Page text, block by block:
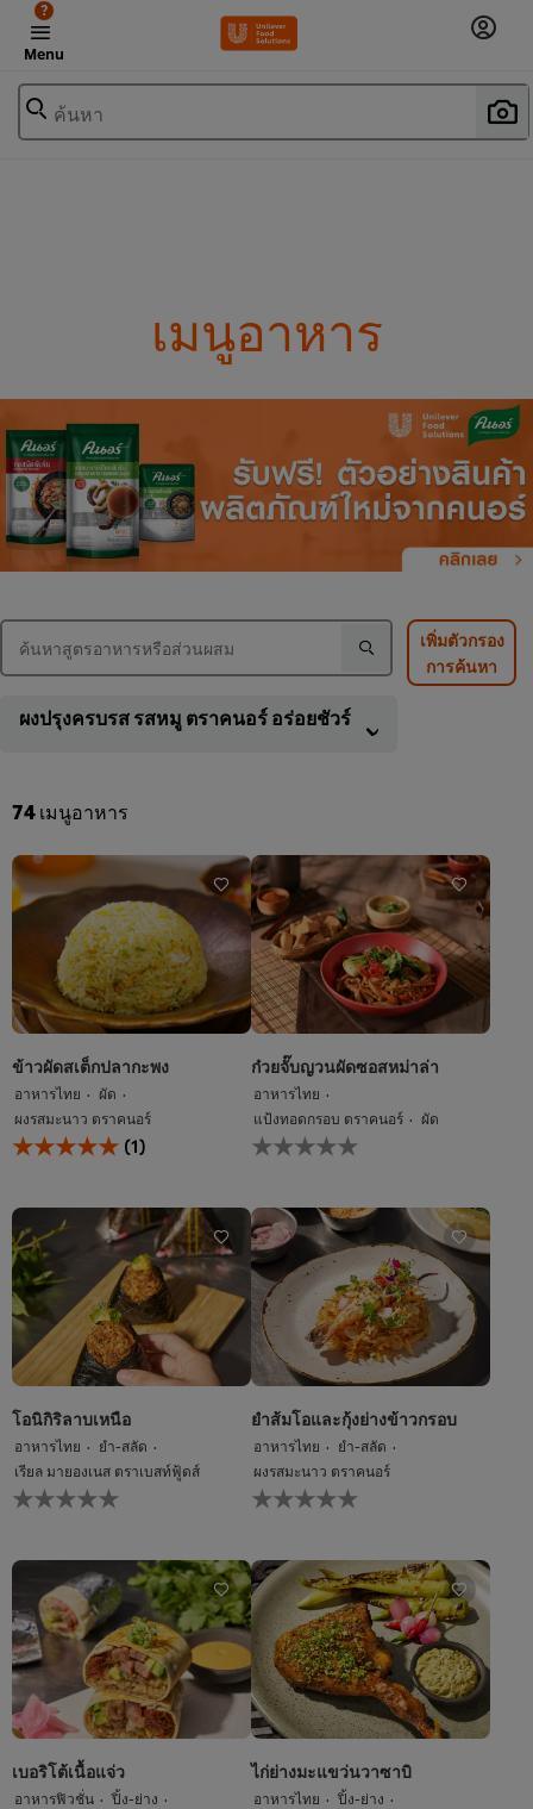
Menu
?
ค้นหา
เมนูอาหาร
เพิ่มตัวกรอง
การค้นหา
ผงปรุงครบรส รสหมู ตราคนอร์ อร่อยชัวร์
74เมนูอาหาร
ข้าวผัดสเต็กปลากะพง
อาหารไทย
ผัด
ผงรสมะนาว ตราคนอร์
คะแนน
เฉลี่ย
สเต็ก
ปลา
กะพง
นี้
คือ
5.0
จาก
5
จาก
คะแนน
1
(1)
ก๋วยจั๊บญวนผัดซอสหม่าล่า
อาหารไทย
แป้งทอดกรอบ ตราคนอร์
ผัด
ไม่มี
การ
สำหรับ
recipe
นี้
โอนิกิริลาบเหนือ
อาหารไทย
ยำ-สลัด
เรียล มายองเนส ตราเบสท์ฟู้ดส์
ไม่มี
การ
recipe
นี้
ยำส้มโอและกุ้งย่างข้าวกรอบ
อาหารไทย
ยำ-สลัด
ผงรสมะนาว ตราคนอร์
ไม่มี
การ
สำหรับ
recipe
นี้
เบอริโต้เนื้อแจ่ว
อาหารฟิวชั่น
ปิ้ง-ย่าง
ไก่ย่างมะแขว่นวาซาบิ
อาหารไทย
ปิ้ง-ย่าง